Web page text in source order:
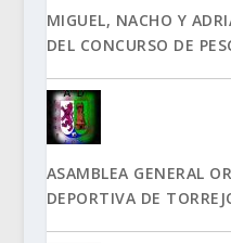
MIGUEL, NACHO Y
DEL CONCURSO DE
ASAMBLEA GENERAL
DEPORTIVA DE